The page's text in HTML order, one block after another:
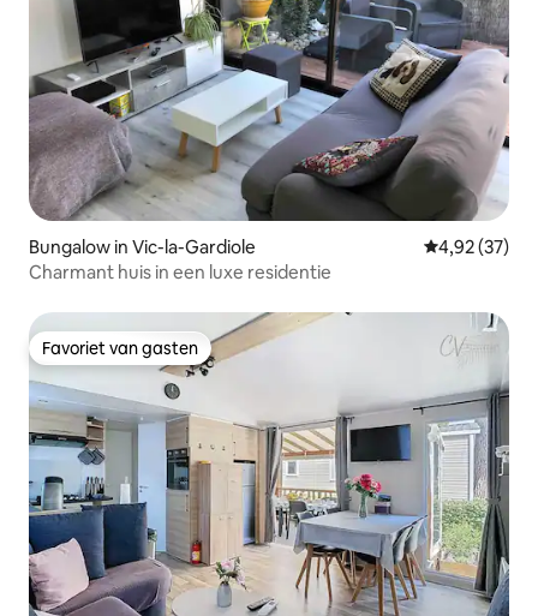
Bungalow in Vic-la-Gardiole Gemiddelde
4,92 (37)
Charmant huis in een luxe residentie
Favoriet van gasten
Favoriet van gasten